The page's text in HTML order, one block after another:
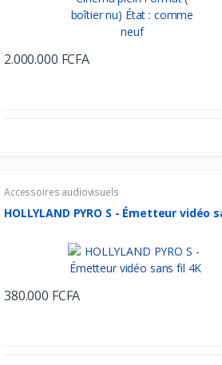
2.000.000 FCFA
Accessoires audiovisuels
HOLLYLAND PYRO S - Émetteur vidéo
380.000 FCFA